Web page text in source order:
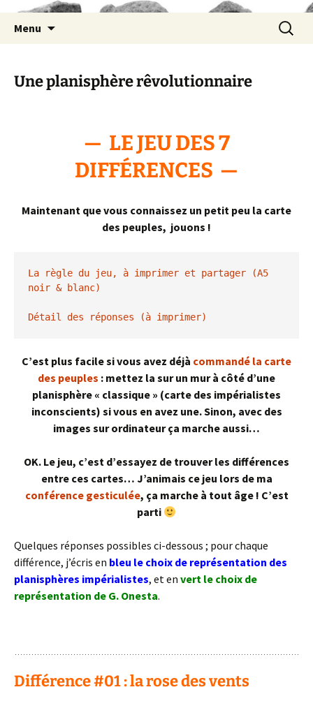
Menu
Une planisphère rêvolutionnaire
— LE JEU DES 7
DIFFÉRENCES —
Maintenant que vous connaissez un petit peu la carte
des peuples, jouons !
La règle du jeu, à imprimer et partager (A5
noir & blanc)
Détail des réponses (à imprimer)
C’est plus facile si vous avez déjà commandé la carte
des peuples : mettez la sur un mur à côté d’une
planisphère « classique » (carte des impérialistes
inconscients) si vous en avez une. Sinon, avec des
images sur ordinateur ça marche aussi…
OK. Le jeu, c’est d’essayez de trouver les différences
entre ces cartes… J’animais ce jeu lors de ma
conférence gesticulée, ça marche à tout âge ! C’est
parti
Quelques réponses possibles ci-dessous ; pour chaque
différence, j’écris en bleu le choix de représentation des
planisphères impérialistes, et en vert le choix de
représentation de G. Onesta.
Différence #01 : la rose des vents